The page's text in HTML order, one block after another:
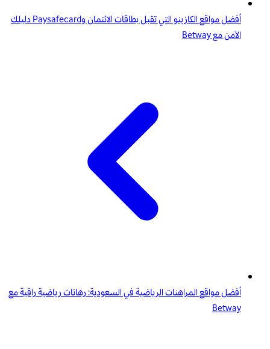
أفضل مواقع الكازينو التي تقبل بطاقات الائتمان وPaysafecard دليلك
الآمن مع Betway
أفضل مواقع المراهنات الرياضية في السعودية: رهانات رياضية راقية مع
Betway